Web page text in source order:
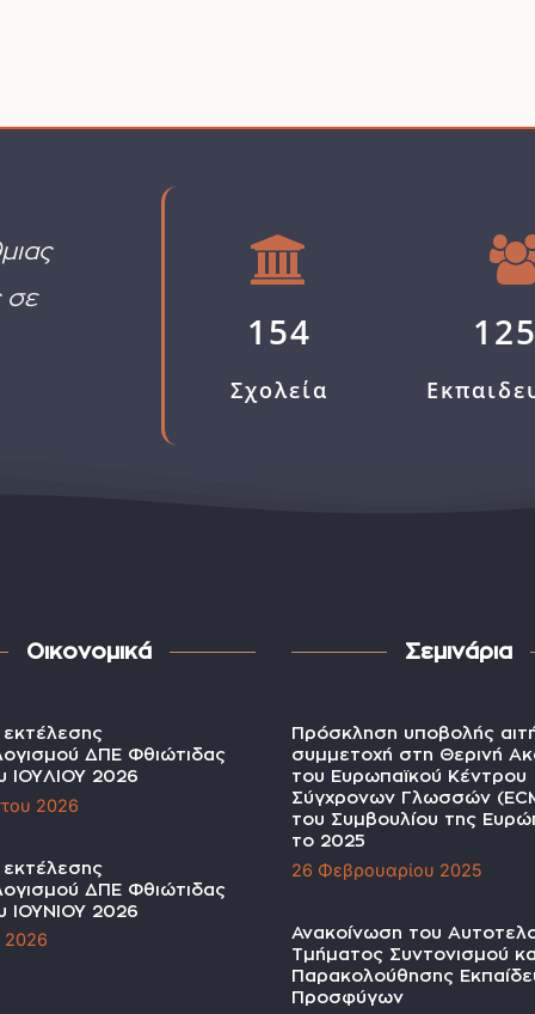
σε
154
Σχολεία
Οικονομικά
εκτέλεσης
ΔΠΕ Φθιώτιδας
ΙΟΥΛΙΟΥ 2026
2026
εκτέλεσης
ΔΠΕ Φθιώτιδας
ΙΟΥΝΙΟΥ 2026
2026
Σεμινάρια
Πρόσκληση υποβολής
συμμετοχή στη Θερινή
του Ευρωπαϊκού Κέντρου
Σύγχρονων Γλωσσών
του Συμβουλίου της
το 2025
26 Φεβρουαρίου 2025
Ανακοίνωση του
Τμήματος Συντονισμού
Παρακολούθησης
Προσφύγων